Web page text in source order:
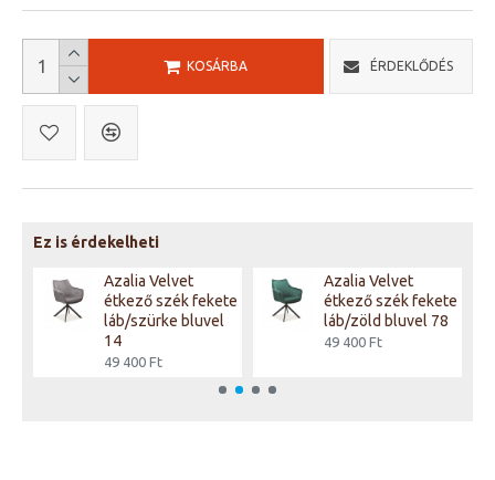
KOSÁRBA ÉRDEKLŐDÉS
Ez is érdekelheti
Azalia Velvet
étkező szék fekete
láb/szürke bluvel
14
49 400 Ft
Azalia Velvet
étkező szék fekete
láb/zöld bluvel 78
49 400 Ft